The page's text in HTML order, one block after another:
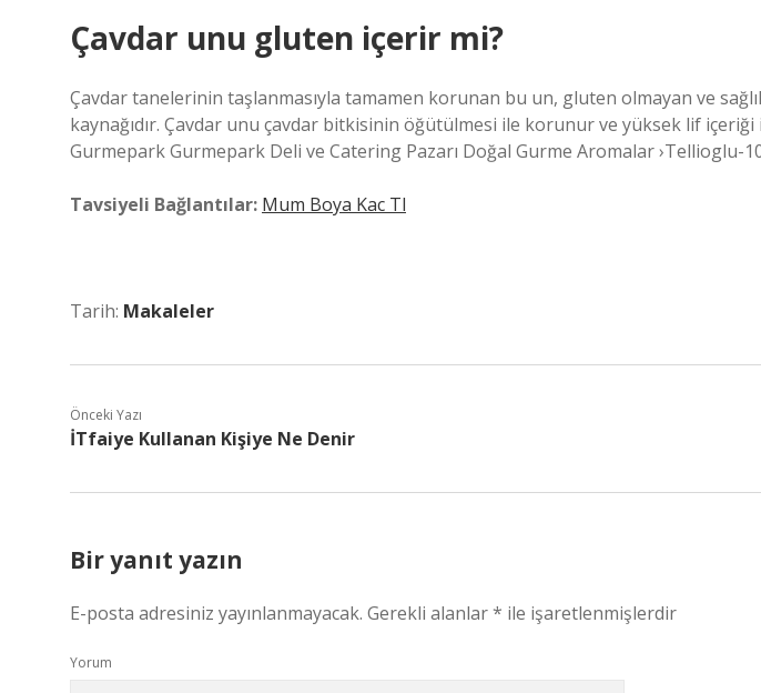
Çavdar unu gluten içerir mi?
Çavdar tanelerinin taşlanmasıyla tamamen korunan bu un, gluten olmayan ve
kaynağıdır. Çavdar unu çavdar bitkisinin öğütülmesi ile korunur ve yüksek lif
Gurmepark Gurmepark Deli ve Catering Pazarı Doğal Gurme Aromalar ›Tellioglu-
Tavsiyeli Bağlantılar: Mum Boya Kac Tl
Tarih: Makaleler
Önceki Yazı
İTfaiye Kullanan Kişiye Ne Denir
Bir yanıt yazın
E-posta adresiniz yayınlanmayacak. Gerekli alanlar* ile işaretlenmişlerdir
Yorum